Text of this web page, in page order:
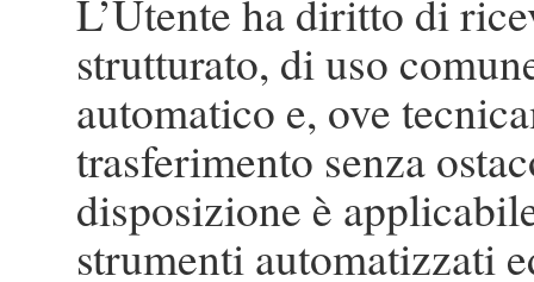
L’Utente ha diritto di
strutturato, di uso
automatico e, ove
trasferimento senza
disposizione è
strumenti automatizzati